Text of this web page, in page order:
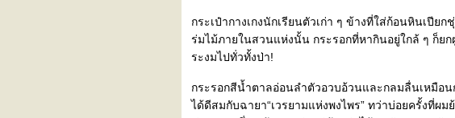
กระเป๋ากางเกงนักเรียนตัวเก่า ๆ ข้างที่ใส่ก้อนหินเปี
ร่มไม้ภายในสวนแห่งนั้น กระรอกที่หากินอยู่ใกล้ ๆ ก็ย
ระงมไปทั่วทั้งป่า!
กระรอกสีน้ำตาลอ่อนลำตัวอวบอ้วนและกลมลื่นเหมือ
ได้ดีสมกับฉายา“เวรยามแห่งพงไพร” ทว่าบ่อยครั้งที่ผ